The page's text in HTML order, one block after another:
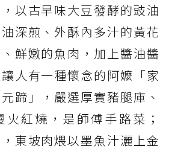
，以古早味大豆發酵的豉油
深煎、外酥內多汁的黃花
鮮嫩的魚肉，加上醬油醬
人有一種懷念的阿嬤「家
蹄」，嚴選厚實豬腿庫、
火紅燒，是師傅手路菜；
，東坡肉煨以墨魚汁灑上金